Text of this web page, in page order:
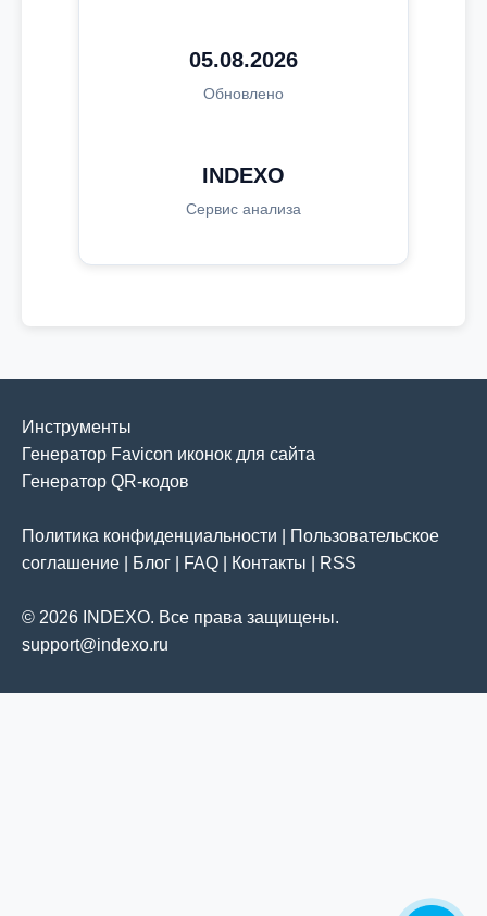
05.08.2026
Обновлено
INDEXO
Сервис анализа
Инструменты
Генератор Favicon иконок для сайта
Генератор QR-кодов
Политика конфиденциальности
Пользовательское
соглашение
Блог FAQ Контакты RSS
© 2026 INDEXO. Все права защищены.
support@indexo.ru